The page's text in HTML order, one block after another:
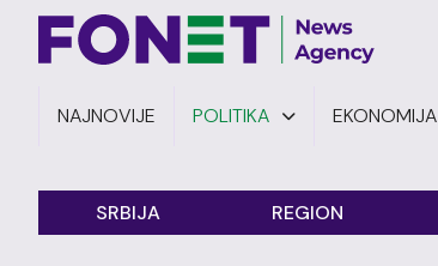
NAJNOVIJE POLITIKA EKONOMIJA
SRBIJA REGION